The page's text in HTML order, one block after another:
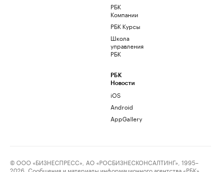
РБК
Компании
РБК Курсы
Школа
управления
РБК
РБК
Новости
iOS
Android
AppGallery
© ООО «БИЗНЕСПРЕСС», АО «РОСБИЗНЕСКОНСАЛТИНГ», 1995–
2026. Сообщения и материалы информационного агентства «РБК»